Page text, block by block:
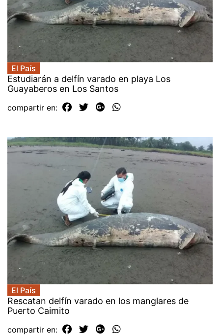
El País
Estudiarán a delfín varado en playa Los
Guayaberos en Los Santos
compartir en:
El País
Rescatan delfín varado en los manglares de
Puerto Caimito
compartir en: